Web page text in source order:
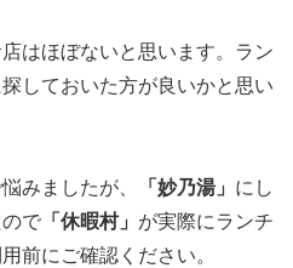
はほぼないと思います。ラン
しておいた方が良いかと思い
みましたが、 「妙乃湯」 にし
で 「休暇村」 が実際にランチ
前にご確認ください。